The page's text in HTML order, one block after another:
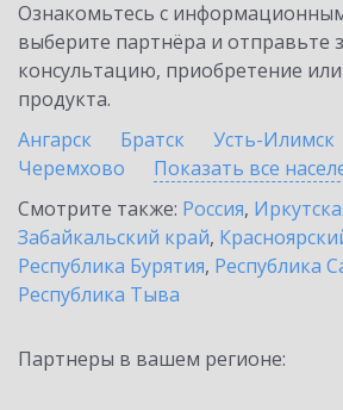
Ознакомьтесь с
выберите партнёра и отправьте
консультацию, приобретение
продукта.
Ангарск
Братск Усть-Илимск
Черемхово
Показать все
Смотрите также: Россия,
Забайкальский край,
Республика Бурятия, Республика
Республика Тыва
Партнеры в вашем регионе: